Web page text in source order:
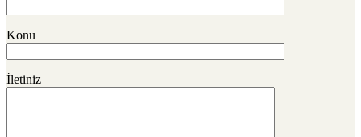
Konu
İletiniz